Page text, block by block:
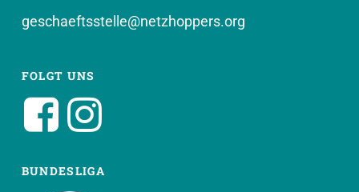
geschaeftsstelle@netzhoppers.org
FOLGT UNS
BUNDESLIGA